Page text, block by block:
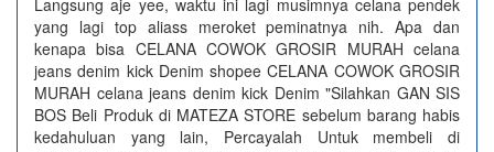
Langsung aje yee, waktu ini lagi musimnya celana pendek
yang lagi top aliass meroket peminatnya nih. Apa dan
kenapa bisa CELANA COWOK GROSIR MURAH celana
jeans denim kick Denim shopee CELANA COWOK GROSIR
MURAH celana jeans denim kick Denim "Silahkan GAN SIS
BOS Beli Produk di MATEZA STORE sebelum barang habis
kedahuluan yang lain, Percayalah Untuk membeli di